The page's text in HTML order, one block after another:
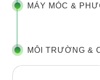
MÁY MÓC &
MÔI TRƯỜNG &